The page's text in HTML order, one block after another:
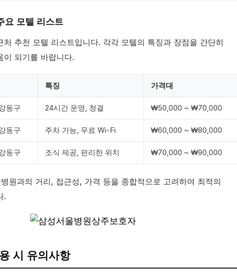
요 모텔 리스트
처 추천 모텔 리스트입니다. 각각 모텔의 특징과 장점을 간단히
이 되기를 바랍니다.
특징 가격대
동구 24시간 운영, 청결 ₩50,000 ~ ₩70,000
동구 주차 가능, 무료 Wi-Fi ₩60,000 ~ ₩80,000
동구 조식 제공, 편리한 위치 ₩70,000 ~ ₩90,000
원과의 거리, 접근성, 가격 등을 종합적으로 고려하여 최적의
.
시 유의사항